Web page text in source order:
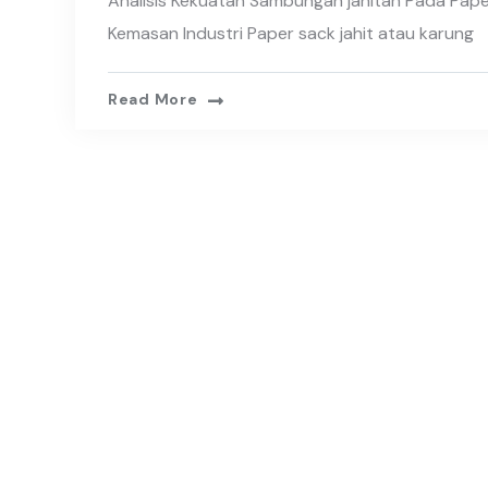
Kemasan Industri Paper sack jahit atau karung
Read More